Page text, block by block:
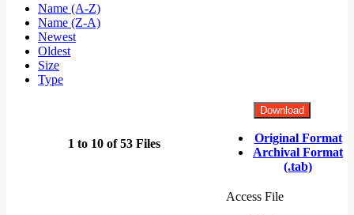
Name (A-Z)
Name (Z-A)
Newest
Oldest
Size
Type
1 to 10 of 53 Files
Download
Original Format
Archival Format
(.tab)
Access File